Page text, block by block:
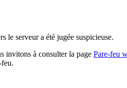
le serveur a été jugée suspicieuse.
invitons à consulter la page Pare-feu